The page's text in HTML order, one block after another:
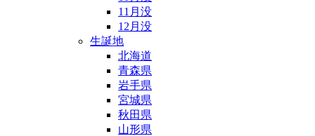
11月没
12月没
生誕地
北海道
青森県
岩手県
宮城県
秋田県
山形県